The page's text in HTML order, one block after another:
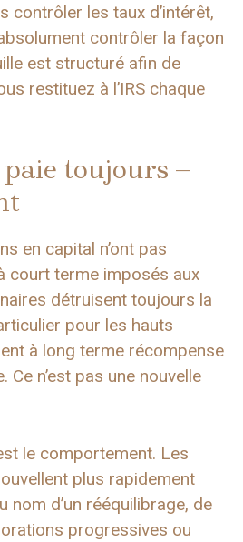
contrôler les taux d’intérêt,
contrôler la façon
est structuré afin de
restituez à l’IRS chaque
toujours –
en capital n’ont pas
court terme imposés aux
détruisent toujours la
pour les hauts
à long terme récompense
n’est pas une nouvelle
le comportement. Les
plus rapidement
nom d’un rééquilibrage, de
progressives ou